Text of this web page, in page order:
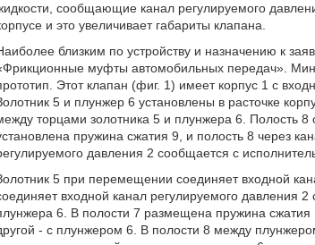
сообщающие канал регулируемого
и это увеличивает габариты клапана.
близким по устройству и назначению к
муфты автомобильных передач».
Этот клапан (фиг. 1) имеет корпус 1 с
5 и плунжер 6 установлены в расточке
торцами золотника 5 и плунжера 6. Полость
пружина сжатия 9, и полость 8 через
давления 2 сообщается с
5 при перемещении соединяет входной
входной канал регулируемого давления
6. В полости 7 размещена пружина сжатия
- с плунжером 6. В полости 8 между